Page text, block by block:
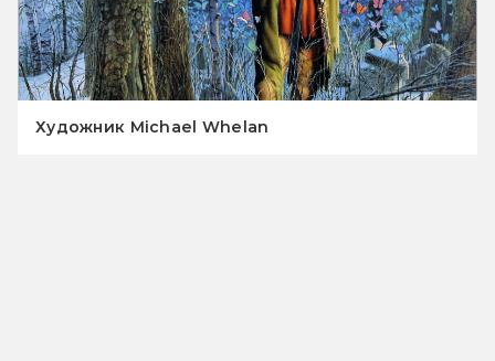
Художник Michael Whelan